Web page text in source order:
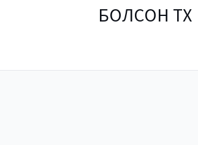
БОЛСОН ТҮҮХ